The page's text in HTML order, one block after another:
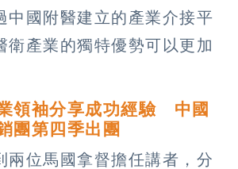
中國附醫建立的產業介接平
衛產業的獨特優勢可以更加
領袖分享成功經驗 中國
團第四季出團
兩位馬國拿督擔任講者，分